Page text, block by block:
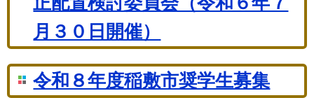
月３０日開催）
令和８年度稲敷市奨学生募集